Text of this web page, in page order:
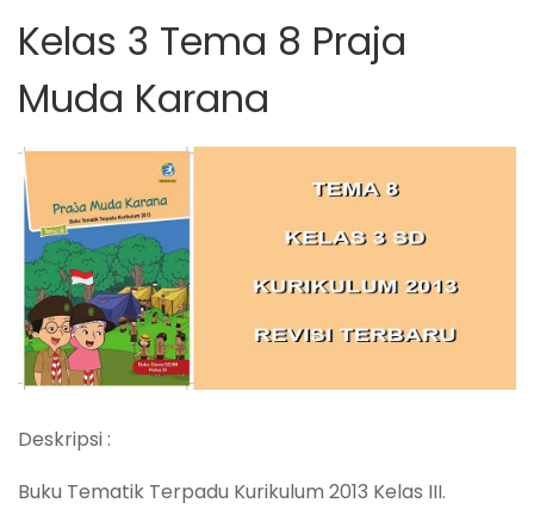
Kelas 3 Tema 8 Praja
Muda Karana
Deskripsi :
Buku Tematik Terpadu Kurikulum 2013 Kelas III.